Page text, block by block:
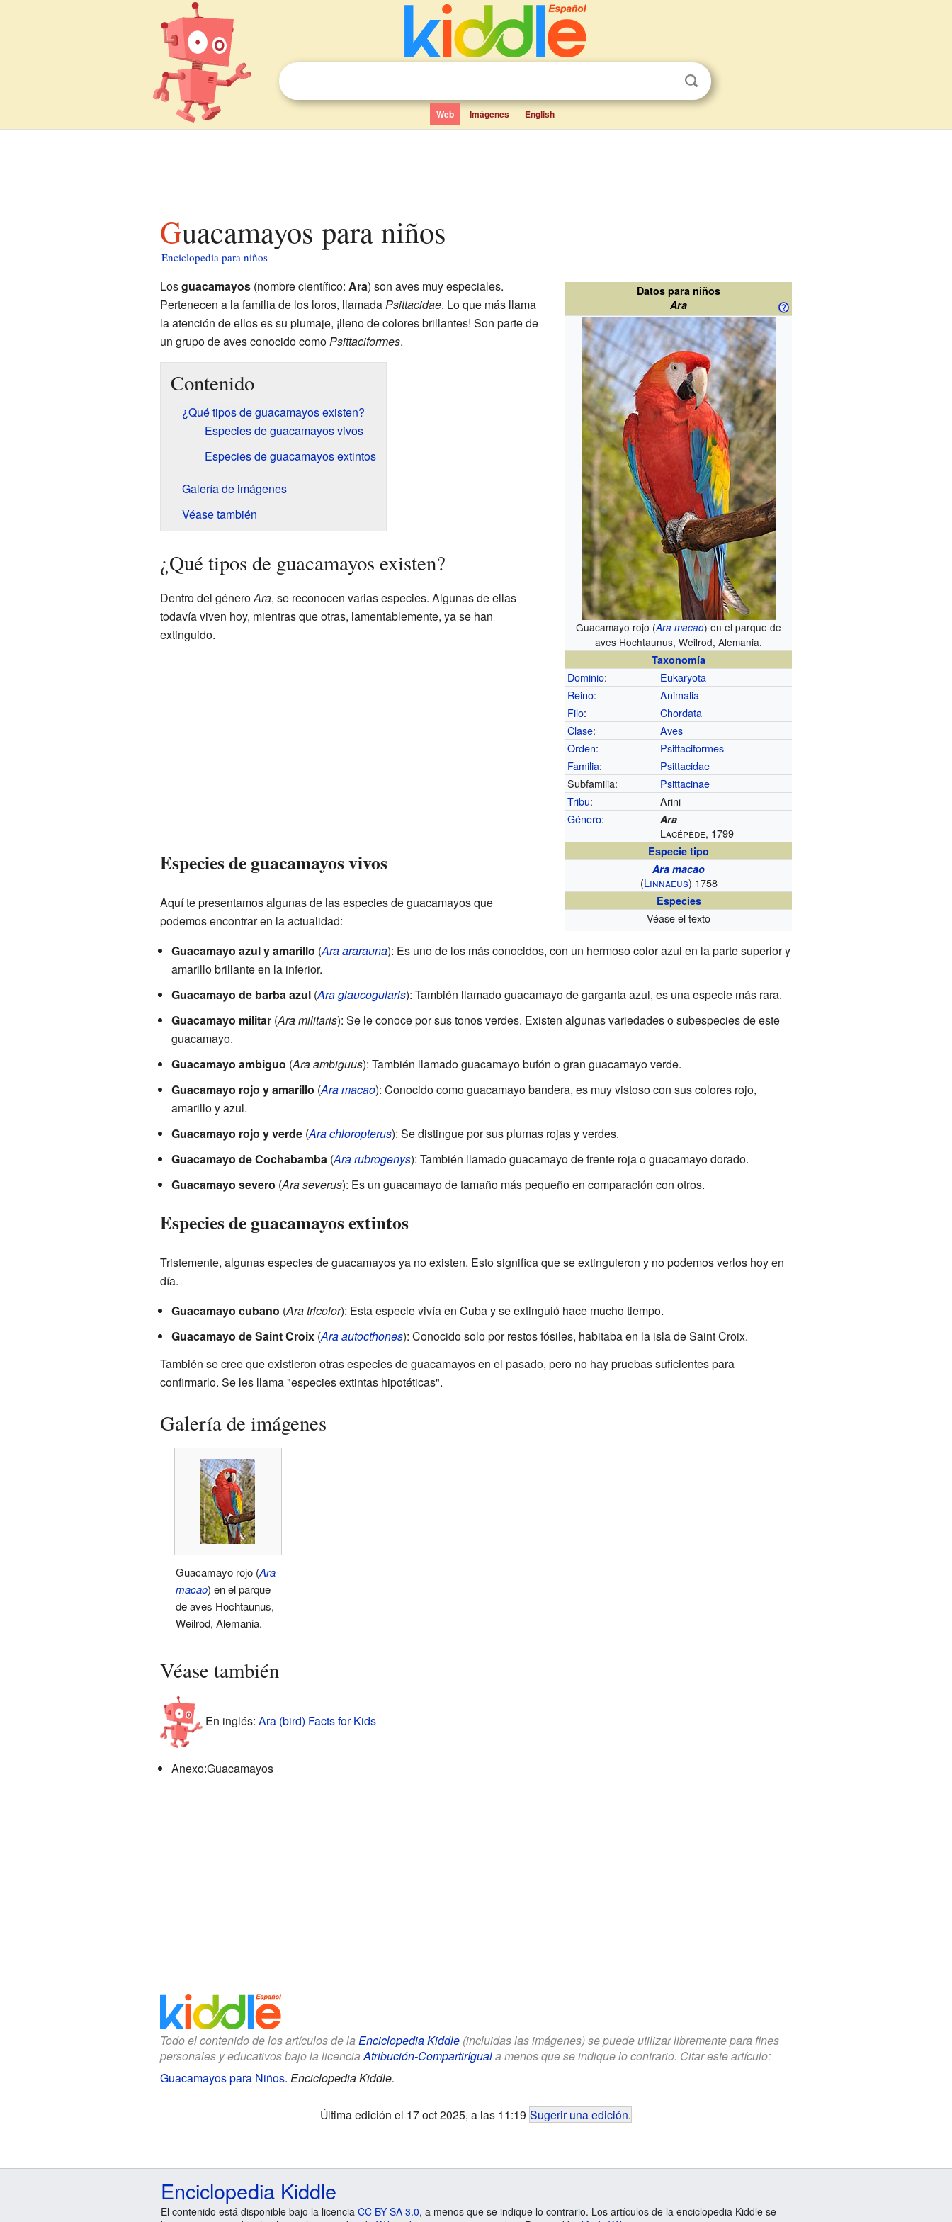
Web Imágenes English
Guacamayos para niños
Enciclopedia para niños
Datos para niños
Ara
Guacamayo rojo (Ara macao) en el parque de
aves Hochtaunus, Weilrod, Alemania.
Taxonomía
Dominio:
Eukaryota
Reino:
Animalia
Filo:
Chordata
Clase:
Aves
Orden:
Psittaciformes
Familia:
Psittacidae
Subfamilia:
Psittacinae
Tribu:
Arini
Género: Ara
Lacépède, 1799
Especie tipo
Ara macao
(Linnaeus) 1758
Especies
Véase el texto
Losguacamayos(nombre científico: Ara) son aves muy especiales.
Pertenecen a la familia de los loros, llamadaPsittacidae. Lo que más llama
la atención de ellos es su plumaje, ¡lleno de colores brillantes! Son parte de
un grupo de aves conocido comoPsittaciformes.
Contenido
¿Qué tipos de guacamayos existen?
Especies de guacamayos vivos
Especies de guacamayos extintos
Galería de imágenes
Véase también
¿Qué tipos de guacamayos existen?
Dentro del géneroAra, se reconocen varias especies. Algunas de ellas
todavía viven hoy, mientras que otras, lamentablemente, ya se han
extinguido.
Especies de guacamayos vivos
Aquí te presentamos algunas de las especies de guacamayos que
podemos encontrar en la actualidad:
Guacamayo azul y amarillo (Ara ararauna): Es uno de los más conocidos, con un hermoso color azul en la parte superior y
amarillo brillante en la inferior.
Guacamayo de barba azul(Ara glaucogularis): También llamado guacamayo de garganta azul, es una especie más rara.
Guacamayo militar(Ara militaris): Se le conoce por sus tonos verdes. Existen algunas variedades o subespecies de este
guacamayo.
Guacamayo ambiguo (Ara ambiguus): También llamado guacamayo bufón o gran guacamayo verde.
Guacamayo rojo y amarillo (Ara macao): Conocido como guacamayo bandera, es muy vistoso con sus colores rojo,
amarillo y azul.
Guacamayo rojo y verde(Ara chloropterus): Se distingue por sus plumas rojas y verdes.
Guacamayo de Cochabamba(Ara rubrogenys): También llamado guacamayo de frente roja o guacamayo dorado.
Guacamayo severo (Ara severus): Es un guacamayo de tamaño más pequeño en comparación con otros.
Especies de guacamayos extintos
Tristemente, algunas especies de guacamayos ya no existen. Esto significa que se extinguieron y no podemos verlos hoy en
día.
Guacamayo cubano (Ara tricolor): Esta especie vivía en Cuba y se extinguió hace mucho tiempo.
Guacamayo de Saint Croix(Ara autocthones): Conocido solo por restos fósiles, habitaba en la isla de Saint Croix.
También se cree que existieron otras especies de guacamayos en el pasado, pero no hay pruebas suficientes para
confirmarlo. Se les llama "especies extintas hipotéticas".
Galería de imágenes
Guacamayo rojo (Ara
macao) en el parque
de aves Hochtaunus,
Weilrod, Alemania.
Véase también
En inglés: Ara (bird) Facts for Kids
Anexo:Guacamayos
Todo el contenido de los artículos de la Enciclopedia Kiddle(incluidas las imágenes) se puede utilizar libremente para fines
personales y educativos bajo la licencia Atribución-CompartirIguala menos que se indique lo contrario. Citar este artículo:
Guacamayos para Niños. Enciclopedia Kiddle.
Última edición el 17 oct 2025, a las 11:19 Sugerir una edición.
Enciclopedia Kiddle
El contenido está disponible bajo la licencia CC BY-SA 3.0, a menos que se indique lo contrario. Los artículos de la enciclopedia Kiddle se